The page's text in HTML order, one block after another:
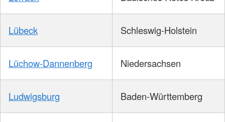
Lübeck Schleswig-Holstein
Lüchow-Dannenberg Niedersachsen
Ludwigsburg Baden-Württemberg